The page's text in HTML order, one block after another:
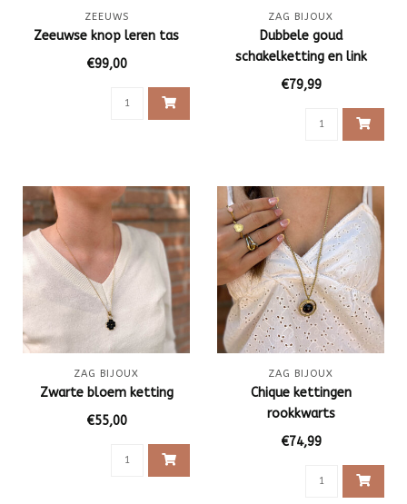
ZEEUWS
Zeeuwse knop leren tas
€99,00
ZAG BIJOUX
Dubbele goud
schakelketting en link
€79,99
ZAG BIJOUX
Zwarte bloem ketting
€55,00
ZAG BIJOUX
Chique kettingen
rookkwarts
€74,99